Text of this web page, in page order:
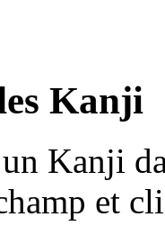
Kanji
Kanji
et